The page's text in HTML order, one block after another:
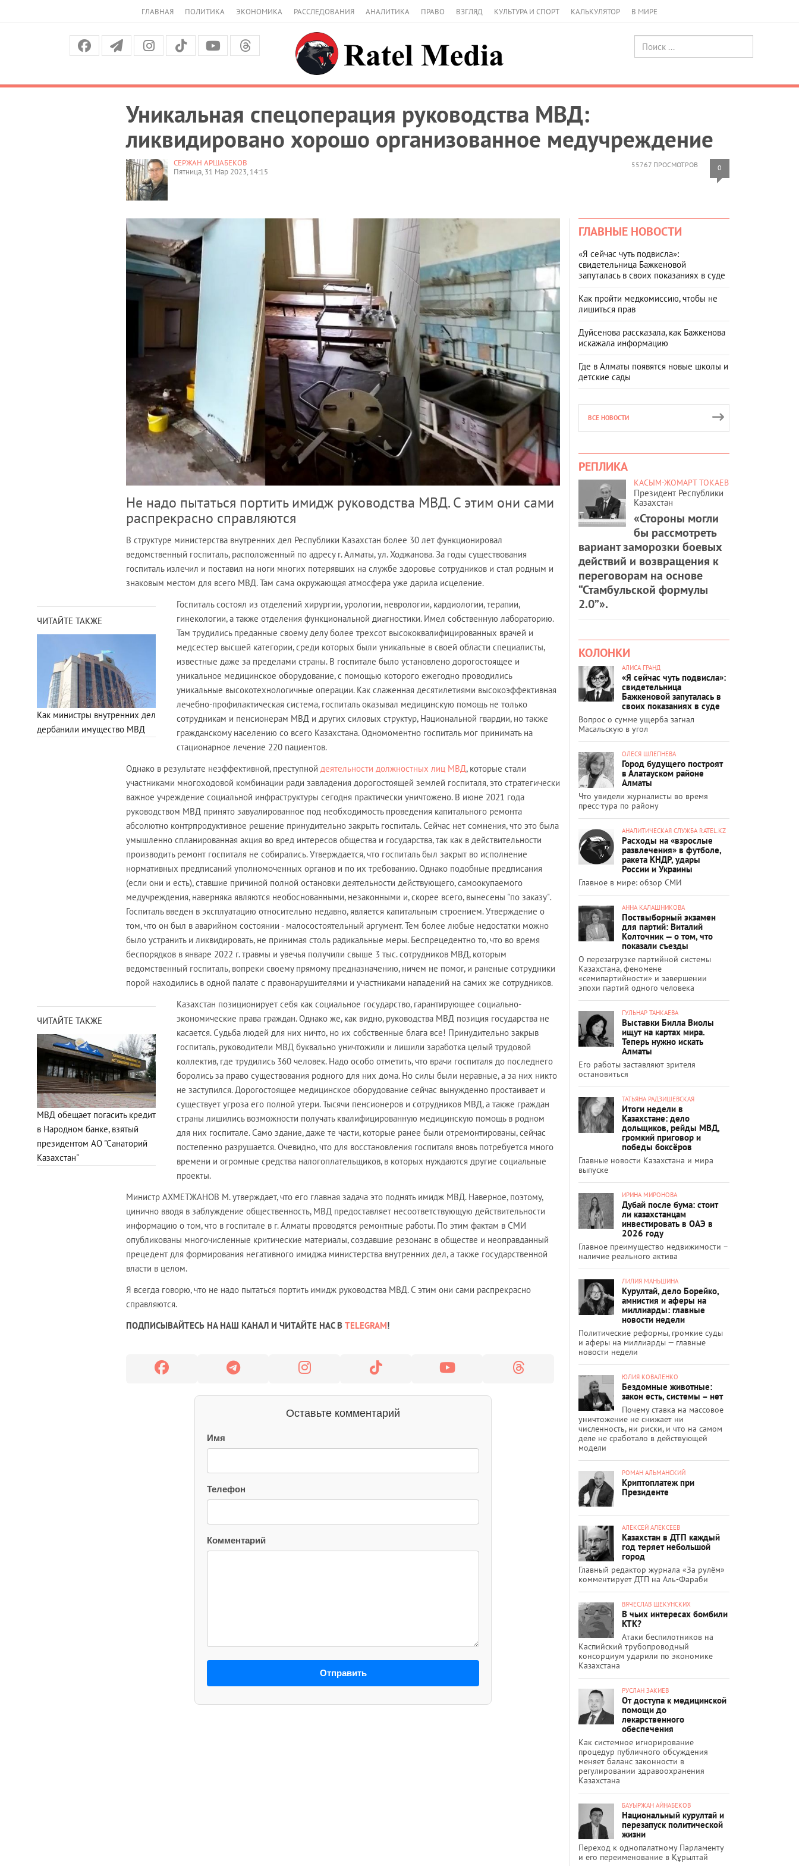
ГЛАВНАЯ ПОЛИТИКА ЭКОНОМИКА РАССЛЕДОВАНИЯ АНАЛИТИКА ПРАВО ВЗГЛЯД КУЛЬТУРА И СПОРТ КАЛЬКУЛЯТОР В МИРЕ
Уникальная спецоперация руководства МВД:
ликвидировано хорошо организованное медучреждение
55767 ПРОСМОТРОВ 0
СЕРЖАН АРШАБЕКОВ
Пятница, 31 Мар 2023, 14:15
Не надо пытаться портить имидж руководства МВД. С этим они сами
распрекрасно справляются
В структуре министерства внутренних дел Республики Казахстан более 30 лет функционировал
ведомственный госпиталь, расположенный по адресу г. Алматы, ул. Ходжанова. За годы существования
госпиталь излечил и поставил на ноги многих потерявших на службе здоровье сотрудников и стал родным и
знаковым местом для всего МВД. Там сама окружающая атмосфера уже дарила исцеление.
ЧИТАЙТЕ ТАКЖЕ
Как министры внутренних дел
дербанили имущество МВД
Госпиталь состоял из отделений хирургии, урологии, неврологии, кардиологии, терапии,
гинекологии, а также отделения функциональной диагностики. Имел собственную лабораторию.
Там трудились преданные своему делу более трехсот высококвалифицированных врачей и
медсестер высшей категории, среди которых были уникальные в своей области специалисты,
известные даже за пределами страны. В госпитале было установлено дорогостоящее и
уникальное медицинское оборудование, с помощью которого ежегодно проводились
уникальные высокотехнологичные операции. Как слаженная десятилетиями высокоэффективная
лечебно-профилактическая система, госпиталь оказывал медицинскую помощь не только
сотрудникам и пенсионерам МВД и других силовых структур, Национальной гвардии, но также
гражданскому населению со всего Казахстана. Одномоментно госпиталь мог принимать на
стационарное лечение 220 пациентов.
Однако в результате неэффективной, преступной деятельности должностных лиц МВД, которые стали
участниками многоходовой комбинации ради завладения дорогостоящей землей госпиталя, это стратегически
важное учреждение социальной инфраструктуры сегодня практически уничтожено. В июне 2021 года
руководством МВД принято завуалированное под необходимость проведения капитального ремонта
абсолютно контрпродуктивное решение принудительно закрыть госпиталь. Сейчас нет сомнения, что это была
умышленно спланированная акция во вред интересов общества и государства, так как в действительности
производить ремонт госпиталя не собирались. Утверждается, что госпиталь был закрыт во исполнение
нормативных предписаний уполномоченных органов и по их требованию. Однако подобные предписания
(если они и есть), ставшие причиной полной остановки деятельности действующего, самоокупаемого
медучреждения, наверняка являются необоснованными, незаконными и, скорее всего, вынесены "по заказу".
Госпиталь введен в эксплуатацию относительно недавно, является капитальным строением. Утверждение о
том, что он был в аварийном состоянии - малосостоятельный аргумент. Тем более любые недостатки можно
было устранить и ликвидировать, не принимая столь радикальные меры. Беспрецедентно то, что во время
беспорядков в январе 2022 г. травмы и увечья получили свыше 3 тыс. сотрудников МВД, которым
ведомственный госпиталь, вопреки своему прямому предназначению, ничем не помог, и раненые сотрудники
порой находились в одной палате с правонарушителями и участниками нападений на самих же сотрудников.
ЧИТАЙТЕ ТАКЖЕ
МВД обещает погасить кредит
в Народном банке, взятый
президентом АО "Санаторий
Казахстан"
Казахстан позиционирует себя как социальное государство, гарантирующее социально-
экономические права граждан. Однако же, как видно, руководства МВД позиция государства не
касается. Судьба людей для них ничто, но их собственные блага все! Принудительно закрыв
госпиталь, руководители МВД буквально уничтожили и лишили заработка целый трудовой
коллектив, где трудились 360 человек. Надо особо отметить, что врачи госпиталя до последнего
боролись за право существования родного для них дома. Но силы были неравные, а за них никто
не заступился. Дорогостоящее медицинское оборудование сейчас вынужденно простаивает и
существует угроза его полной утери. Тысячи пенсионеров и сотрудников МВД, а также граждан
страны лишились возможности получать квалифицированную медицинскую помощь в родном
для них госпитале. Само здание, даже те части, которые ранее были отремонтированы, сейчас
постепенно разрушается. Очевидно, что для восстановления госпиталя вновь потребуется много
времени и огромные средства налогоплательщиков, в которых нуждаются другие социальные
проекты.
Министр АХМЕТЖАНОВ М. утверждает, что его главная задача это поднять имидж МВД. Наверное, поэтому,
цинично вводя в заблуждение общественность, МВД предоставляет несоответствующую действительности
информацию о том, что в госпитале в г. Алматы проводятся ремонтные работы. По этим фактам в СМИ
опубликованы многочисленные критические материалы, создавшие резонанс в обществе и неоправданный
прецедент для формирования негативного имиджа министерства внутренних дел, а также государственной
власти в целом.
Я всегда говорю, что не надо пытаться портить имидж руководства МВД. С этим они сами распрекрасно
справляются.
ПОДПИСЫВАЙТЕСЬ НА НАШ КАНАЛ И ЧИТАЙТЕ НАС В TELEGRAM!
Оставьте комментарий
Имя
Телефон
Комментарий
Отправить
ГЛАВНЫЕ НОВОСТИ
«Я сейчас чуть подвисла»:
свидетельница Бажкеновой
запуталась в своих показаниях в суде
Как пройти медкомиссию, чтобы не
лишиться прав
Дуйсенова рассказала, как Бажкенова
искажала информацию
Где в Алматы появятся новые школы и
детские сады
ВСЕ НОВОСТИ
РЕПЛИКА
КАСЫМ-ЖОМАРТ ТОКАЕВ
Президент Республики
Казахстан
«Стороны могли
бы рассмотреть
вариант заморозки боевых
действий и возвращения к
переговорам на основе
“Стамбульской формулы
2.0”».
КОЛОНКИ
АЛИСА ГРАНД
«Я сейчас чуть подвисла»:
свидетельница
Бажкеновой запуталась в
своих показаниях в суде
Вопрос о сумме ущерба загнал
Масальскую в угол
ОЛЕСЯ ШЛЕПНЕВА
Город будущего построят
в Алатауском районе
Алматы
Что увидели журналисты во время
пресс-тура по району
АНАЛИТИЧЕСКАЯ СЛУЖБА RATEL.KZ
Расходы на «взрослые
развлечения» в футболе,
ракета КНДР, удары
России и Украины
Главное в мире: обзор СМИ
АННА КАЛАШНИКОВА
Поствыборный экзамен
для партий: Виталий
Колточник — о том, что
показали съезды
О перезагрузке партийной системы
Казахстана, феномене
«семипартийности» и завершении
эпохи партий одного человека
ГУЛЬНАР ТАНКАЕВА
Выставки Билла Виолы
ищут на картах мира.
Теперь нужно искать
Алматы
Его работы заставляют зрителя
остановиться
ТАТЬЯНА РАДЗИШЕВСКАЯ
Итоги недели в
Казахстане: дело
дольщиков, рейды МВД,
громкий приговор и
победы боксёров
Главные новости Казахстана и мира
выпуске
ИРИНА МИРОНОВА
Дубай после бума: стоит
ли казахстанцам
инвестировать в ОАЭ в
2026 году
Главное преимущество недвижимости –
наличие реального актива
ЛИЛИЯ МАНЬШИНА
Курултай, дело Борейко,
амнистия и аферы на
миллиарды: главные
новости недели
Политические реформы, громкие суды
и аферы на миллиарды — главные
новости недели
ЮЛИЯ КОВАЛЕНКО
Бездомные животные:
закон есть, системы – нет
Почему ставка на массовое
уничтожение не снижает ни
численность, ни риски, и что на самом
деле не сработало в действующей
модели
РОМАН АЛЬМАНСКИЙ
Криптоплатеж при
Президенте
АЛЕКСЕЙ АЛЕКСЕЕВ
Казахстан в ДТП каждый
год теряет небольшой
город
Главный редактор журнала «За рулём»
комментирует ДТП на Аль-Фараби
ВЯЧЕСЛАВ ЩЕКУНСКИХ
В чьих интересах бомбили
КТК?
Атаки беспилотников на
Каспийский трубопроводный
консорциум ударили по экономике
Казахстана
РУСЛАН ЗАКИЕВ
От доступа к медицинской
помощи до
лекарственного
обеспечения
Как системное игнорирование
процедур публичного обсуждения
меняет баланс законности в
регулировании здравоохранения
Казахстана
БАУЫРЖАН АЙНАБЕКОВ
Национальный курултай и
перезапуск политической
жизни
Переход к однопалатному Парламенту
и его переименование в Құрылтай